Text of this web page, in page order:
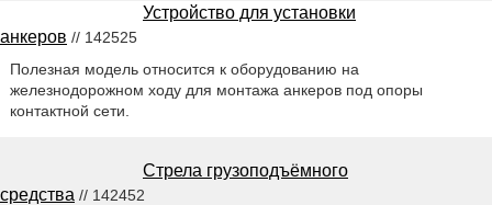
Устройство для установки
анкеров // 142525
Полезная модель относится к оборудованию на
железнодорожном ходу для монтажа анкеров под опоры
контактной сети.
Стрела грузоподъёмного
средства // 142452